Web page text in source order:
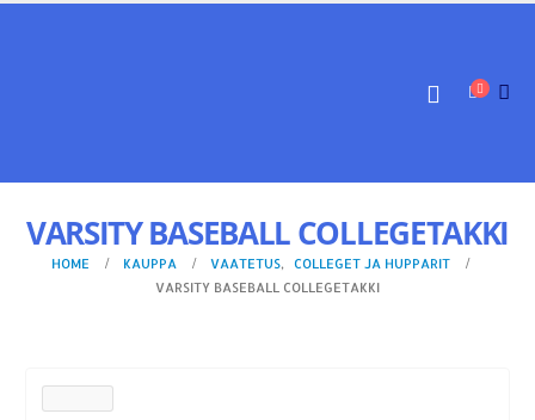
VARSITY BASEBALL COLLEGETAKKI
HOME KAUPPA VAATETUS,
COLLEGET JA HUPPARIT
VARSITY BASEBALL COLLEGETAKKI